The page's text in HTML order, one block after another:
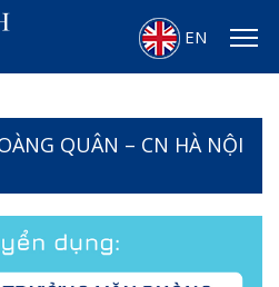
EN
QUÂN – CN HÀ NỘI